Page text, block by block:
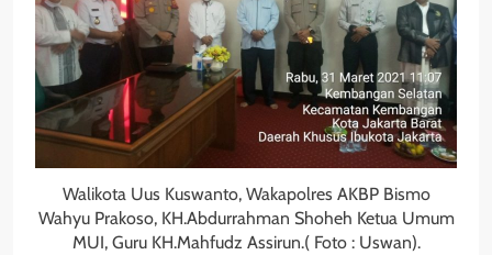
Walikota Uus Kuswanto, Wakapolres AKBP Bismo
Wahyu Prakoso, KH.Abdurrahman Shoheh Ketua Umum
MUI, Guru KH.Mahfudz Assirun.( Foto : Uswan).